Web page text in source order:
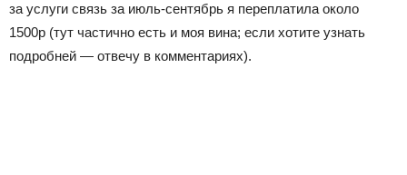
за услуги связь за июль-сентябрь я переплатила около
1500р (тут частично есть и моя вина; если хотите узнать
подробней — отвечу в комментариях).